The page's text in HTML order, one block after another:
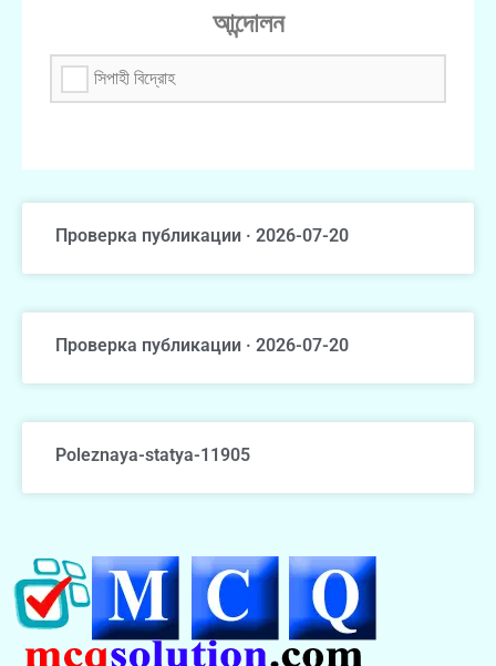
আন্দোলন
সিপাহী বিদ্রোহ
Проверка публикации · 2026-07-20
Проверка публикации · 2026-07-20
Poleznaya-statya-11905